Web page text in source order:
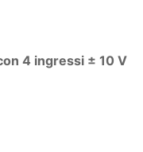
4 ingressi ± 10 V